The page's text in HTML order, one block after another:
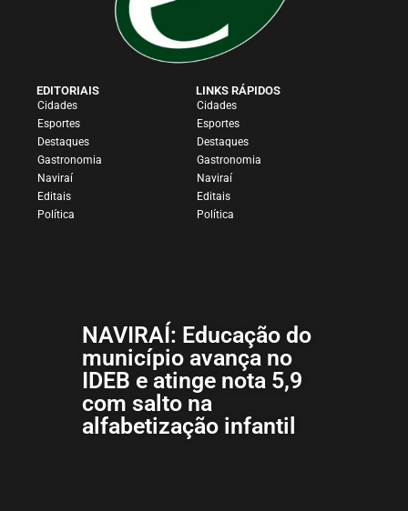
EDITORIAIS
Cidades
Esportes
Destaques
Gastronomia
Naviraí
Editais
Política
LINKS RÁPIDOS
Cidades
Esportes
Destaques
Gastronomia
Naviraí
Editais
Política
NAVIRAÍ: Educação do
município avança no
IDEB e atinge nota 5,9
com salto na
alfabetização infantil